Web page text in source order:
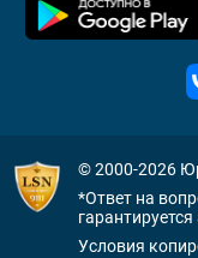
© 2000-2026
*Ответ на
Условия